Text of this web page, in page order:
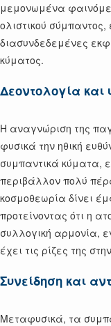
μεμονωμένα
ολιστικού
διασυνδεδεμένες
κύματος.
Δεοντολογία και
Η αναγνώριση της
φυσικά την ηθική
συμπαντικά κύματα,
περιβάλλον πολύ
κοσμοθεωρία δίνει
προτείνοντας ότι η
συλλογική αρμονία,
έχει τις ρίζες της
Συνείδηση και
Μεταφυσικά, τα